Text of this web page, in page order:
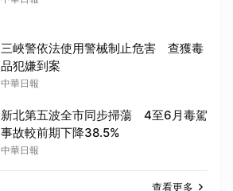
三峽警依法使用警械制止危害 查獲毒
品犯嫌到案
中華日報
新北第五波全市同步掃蕩 4至6月毒駕
事故較前期下降38.5%
中華日報
查看更多